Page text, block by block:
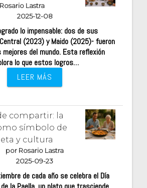
Lastra
2025-12-08
lo impensable: dos de sus
(2023) y Maido (2025)- fueron
mejores del mundo. Esta reflexión
lo que estos logros…
LEER MÁS
compartir: la
símbolo de
y cultura
por Rosario Lastra
2025-09-23
de cada año se celebra el Día